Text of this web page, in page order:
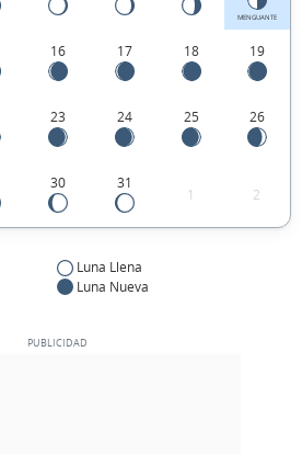
MENGUANTE
16 17 18 19
23 24 25 26
30 31
1 2
Luna Llena
Luna Nueva